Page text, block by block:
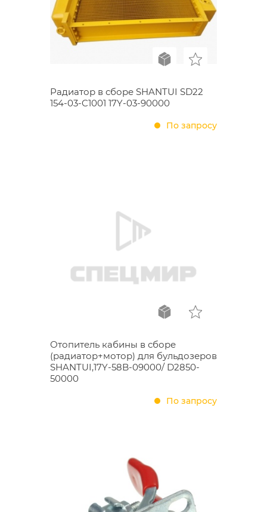
Радиатор в сборе SHANTUI SD22
154-03-C1001 17Y-03-90000
По запросу
Отопитель кабины в сборе
(радиатор+мотор) для бульдозеров
SHANTUI,17Y-58B-09000/ D2850-
50000
По запросу